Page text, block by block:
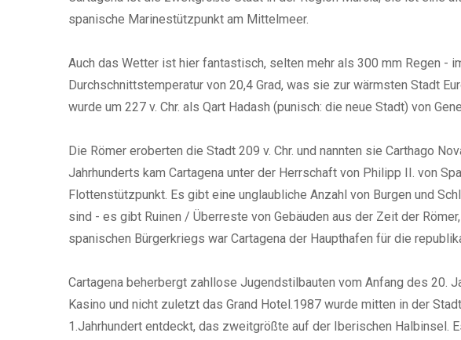
spanische Marinestützpunkt am Mittelmeer.
Auch das Wetter ist hier fantastisch, selten mehr als 300 mm Regen -
Durchschnittstemperatur von 20,4 Grad, was sie zur wärmsten Stadt
wurde um 227 v. Chr. als Qart Hadash (punisch: die neue Stadt) von
Die Römer eroberten die Stadt 209 v. Chr. und nannten sie Carthago
Jahrhunderts kam Cartagena unter der Herrschaft von Philipp II. von
Flottenstützpunkt. Es gibt eine unglaubliche Anzahl von Burgen und
sind - es gibt Ruinen / Überreste von Gebäuden aus der Zeit der
spanischen Bürgerkriegs war Cartagena der Haupthafen für die
Cartagena beherbergt zahllose Jugendstilbauten vom Anfang des 20.
Kasino und nicht zuletzt das Grand Hotel.1987 wurde mitten in der
1.Jahrhundert entdeckt, das zweitgrößte auf der Iberischen Halbinsel.